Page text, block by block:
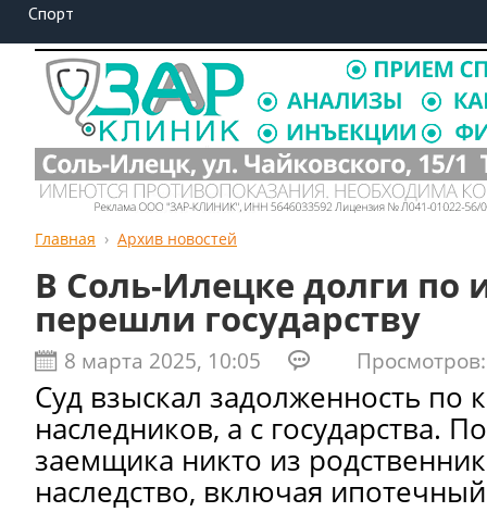
Спорт
Главная Архив новостей
В Соль-Илецке долги по
перешли государству
8 марта 2025, 10:05 Просмотров:
Суд взыскал задолженность по
наследников, а с государства.
заемщика никто из
наследство, включая